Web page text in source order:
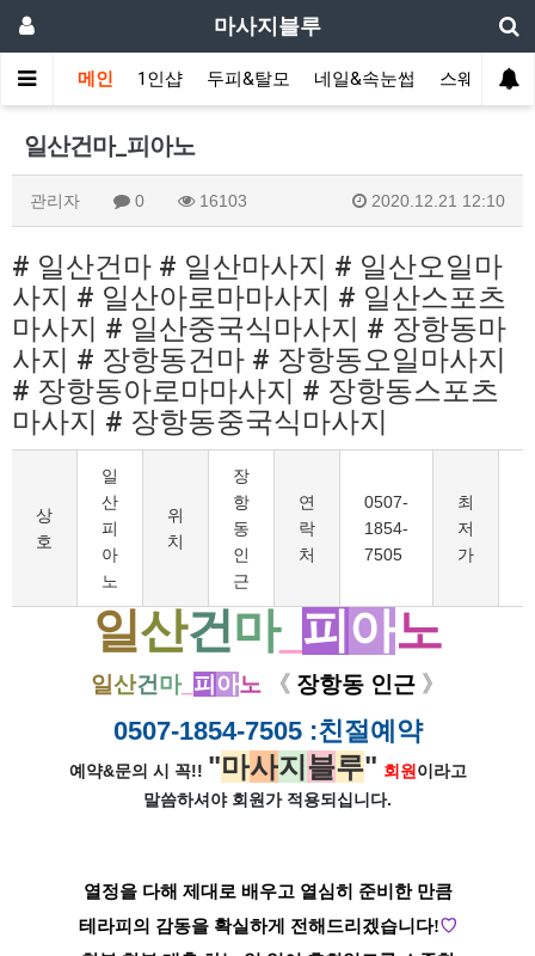
마사지블루
메인 1인샵 두피&탈모 네일&속눈썹 스웨디시(
일산건마_피아노
관리자 0 16103 2020.12.21 12:10
# 일산건마 # 일산마사지 # 일산오일마
사지 # 일산아로마마사지 # 일산스포츠
마사지 # 일산중국식마사지 # 장항동마
사지 # 장항동건마 # 장항동오일마사지
# 장항동아로마마사지 # 장항동스포츠
마사지 # 장항동중국식마사지
상
호
일
산
피
아
노
위
치
장
항
동
인
근
연
락
처
0507-
1854-
7505
최
저
가
일산건마_ 피 아노
일산건마_ 피 아노 《 장항동 인근 》
0507-1854-7505:친절예약
예약&문의 시 꼭!! "마사지 블루" 회원 이라고
말씀하셔야 회원가 적용되십니다.
열정을 다해 제대로 배우고 열심히 준비한 만큼
테라피의 감동을확실하게 전해드리겠습니다!♡